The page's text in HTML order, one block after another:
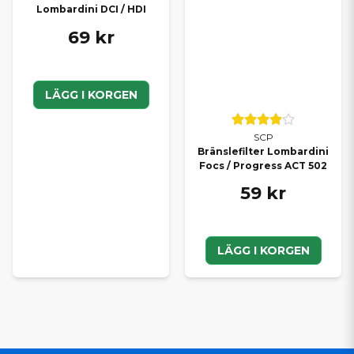
tre tydliga val
så att du kan hitta det som passar din budget
och ditt behov:
Originaldelar – samma delar som sitter monterade
HANDLA DELAR EFTER MÄRKE
Alla delar till Ligier
Lombardini DCI / HDI
69 kr
LÄGG I KORGEN
SCP
Bränslefilter Lombardini
Focs / Progress ACT 502
59 kr
LÄGG I KORGEN